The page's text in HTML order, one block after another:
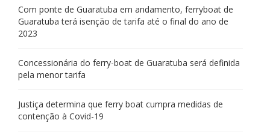
Com ponte de Guaratuba em andamento, ferryboat de
Guaratuba terá isenção de tarifa até o final do ano de
2023
Concessionária do ferry-boat de Guaratuba será definida
pela menor tarifa
Justiça determina que ferry boat cumpra medidas de
contenção à Covid-19